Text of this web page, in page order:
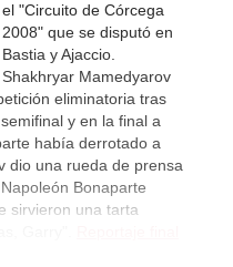
el "Circuito de Córcega
2008" que se disputó en
Bastia y Ajaccio.
Shakhryar Mamedyarov
eliminatoria tras
y en la final a
había derrotado a
dio una rueda de prensa
Bonaparte
sirvieron una tarta